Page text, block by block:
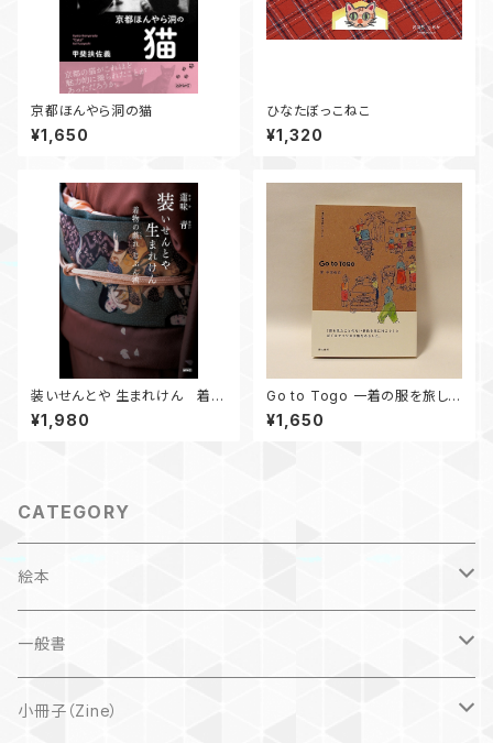
京都ほんやら洞の猫
¥1,650
ひなたぼっこねこ
¥1,320
装いせんとや 生まれけん 着物
の戯れ じぶん流
¥1,980
Go to Togo 一着の服を旅して
つくる
¥1,650
CATEGORY
絵本
子ども
自然科学絵本
大人にも
一般書
海外翻訳
小冊子（Zine）